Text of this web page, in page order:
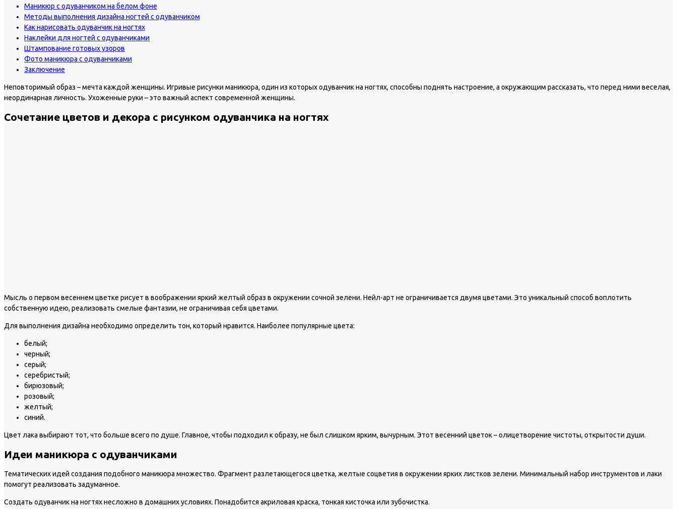
Маникюр с одуванчиком на белом фоне
Методы выполнения дизайна ногтей с одуванчиком
Как нарисовать одуванчик на ногтях
Наклейки для ногтей с одуванчиками
Штампование готовых узоров
Фото маникюра с одуванчиками
Заключение
Неповторимый образ – мечта каждой женщины. Игривые рисунки маникюра, один из которых одуванчик на ногтях, способны поднять настроение, а окружающим рассказать, что перед ними веселая,
неординарная личность. Ухоженные руки – это важный аспект современной женщины.
Сочетание цветов и декора с рисунком одуванчика на ногтях
Мысль о первом весеннем цветке рисует в воображении яркий желтый образ в окружении сочной зелени. Нейл-арт не ограничивается двумя цветами. Это уникальный способ воплотить
собственную идею, реализовать смелые фантазии, не ограничивая себя цветами.
Для выполнения дизайна необходимо определить тон, который нравится. Наиболее популярные цвета:
белый;
черный;
серый;
серебристый;
бирюзовый;
розовый;
желтый;
синий.
Цвет лака выбирают тот, что больше всего по душе. Главное, чтобы подходил к образу, не был слишком ярким, вычурным. Этот весенний цветок – олицетворение чистоты, открытости души.
Идеи маникюра с одуванчиками
Тематических идей создания подобного маникюра множество. Фрагмент разлетающегося цветка, желтые соцветия в окружении ярких листков зелени. Минимальный набор инструментов и лаки
помогут реализовать задуманное.
Создать одуванчик на ногтях несложно в домашних условиях. Понадобится акриловая краска, тонкая кисточка или зубочистка.